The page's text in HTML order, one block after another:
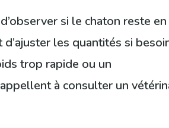
si le chaton reste en
les quantités si
trop rapide ou un
à consulter un